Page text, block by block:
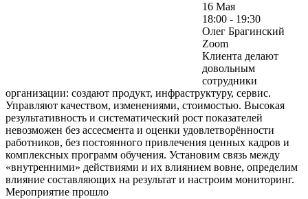
16 Мая
18:00 - 19:30
Олег Брагинский
Zoom
Клиента делают
довольным
сотрудники
организации: создают продукт, инфраструктуру, сервис.
Управляют качеством, изменениями, стоимостью. Высокая
результативность и систематический рост показателей
невозможен без ассесмента и оценки удовлетворённости
работников, без постоянного привлечения ценных кадров и
комплексных программ обучения. Установим связь между
«внутренними» действиями и их влиянием вовне, определим
влияние составляющих на результат и настроим мониторинг.
Мероприятие прошло